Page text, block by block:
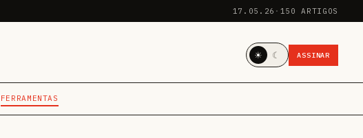
17.05.26 · 150 ARTIGOS
☀ ☾ ASSINAR
FERRAMENTAS